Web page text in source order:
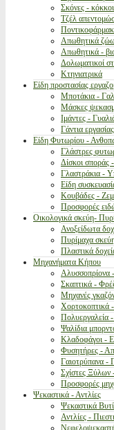
Σκόνες -
Τζέλ
Απωθητικά
Απωθητικά -
Δολωματικοί
Κτηνιατρικά
Είδη προστασίας
Μποτάκια -
Μάσκες
Ιμάντες -
Γάντια εργασίας
Είδη Φυτωρίου -
Γλάστρες
Δίσκοι σποράς
Γλαστράκια -
Είδη
Κουβάδες -
Προσφορές
Οικολογικά σκεύη-
Ανοξείδωτα
Πυρίμαχα
Πλαστικά
Μηχανήματα Κήπου
Αλυσσοπρίονα
Σκαπτικά -
Μηχανές
Χορτοκοπτικά
Πολυεργαλεία
Ψαλίδια
Κλαδοφάγοι -
Φυσητήρες -
Γαιοτρύπανα -
Σχίστες
Προσφορές
Ψεκαστικά - Αντλίες
Ψεκαστικά
Αντλίες -